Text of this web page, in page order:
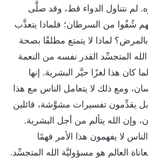
نتناول الدواء قط، وقد صلَّى
شُفُوا من السرطان؛ فلماذا يتعذَّب
بالمرض؟ لماذا لا يتمتع مطلقًا بصحة
المتجسِّد القدر نفسه من النعمة
كان هذا لغزًا حيَّر البشرية. إنها
ومع ذلك لا يتعامل الناس مع هذا
بل يقدِّمون تفسيرات مشوَّشة، قائلين
وإن الله يتألم من أجل البشرية.
لا يفهمون هذا الأمر فهمًا
العالم هو مسؤوليَّة الله المتجسِّد.